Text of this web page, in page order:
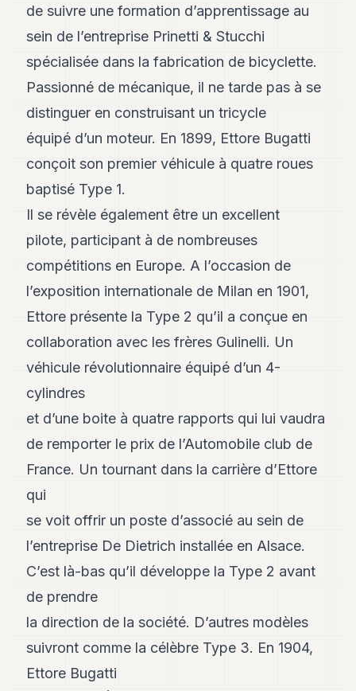
Andy
7
Andy
Andy
5
3
FINANCE
ART
DE
VIVRE
ARTS
ASSURANCE
POLITIQUE
PRIVATE
EQUITY
JURIDIQUE
ENTREPRISES
ASSOCIATIONS
S'ABONNER
FR
de suivre une formation d’apprentissage au
sein de l’entreprise Prinetti & Stucchi
spécialisée dans la fabrication de bicyclette.
Passionné de mécanique, il ne tarde pas à se
distinguer en construisant un tricycle
équipé d’un moteur. En 1899, Ettore Bugatti
conçoit son premier véhicule à quatre roues
baptisé Type 1.
Il se révèle également être un excellent
pilote, participant à de nombreuses
compétitions en Europe. A l’occasion de
l’exposition internationale de Milan en 1901,
Ettore présente la Type 2 qu’il a conçue en
collaboration avec les frères Gulinelli. Un
véhicule révolutionnaire équipé d’un 4-
cylindres
et d’une boite à quatre rapports qui lui vaudra
de remporter le prix de l’Automobile club de
France. Un tournant dans la carrière d’Ettore
qui
se voit offrir un poste d’associé au sein de
l’entreprise De Dietrich installée en Alsace.
C’est là-bas qu’il développe la Type 2 avant
de prendre
la direction de la société. D’autres modèles
suivront comme la célèbre Type 3. En 1904,
Ettore Bugatti